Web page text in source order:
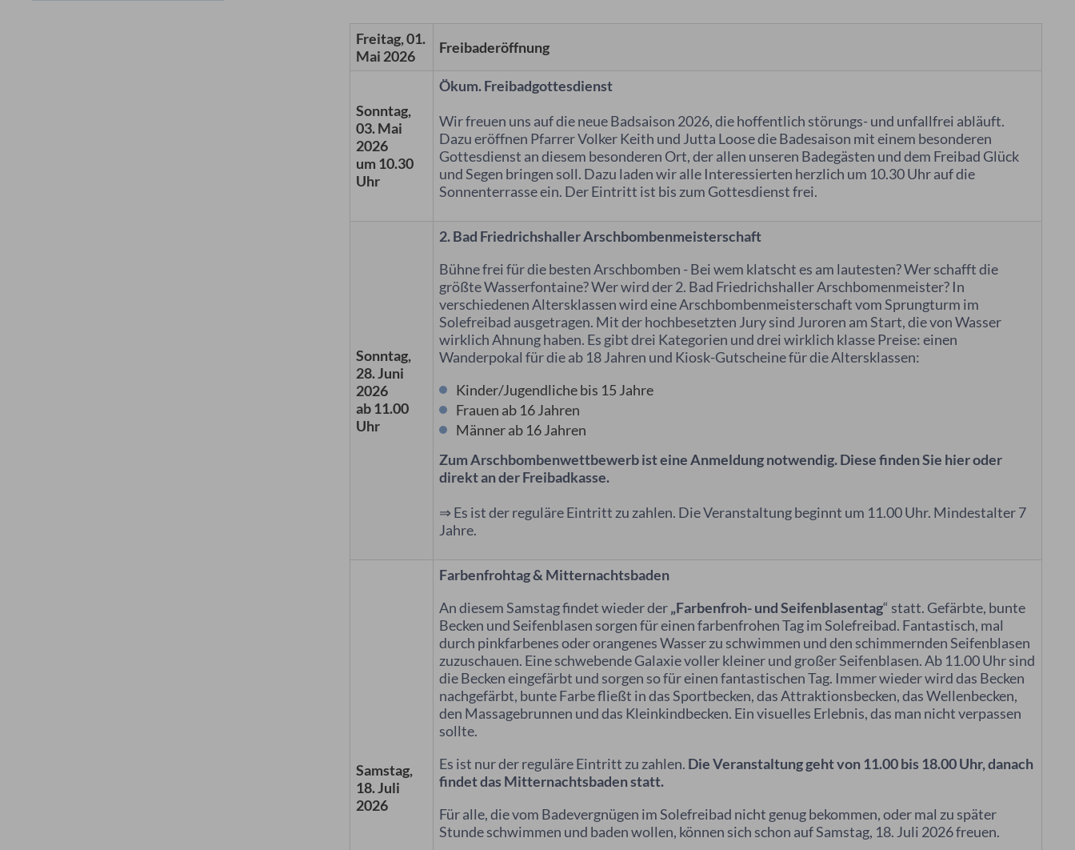
Freitag, 01.
Mai 2026
Freibaderöffnung
Sonntag,
03. Mai
2026
um 10.30
Uhr
Ökum. Freibadgottesdienst
Wir freuen uns auf die neue Badsaison 2026, die hoffentlich störungs- und unfallfrei abläuft.
Dazu eröffnen Pfarrer Volker Keith und Jutta Loose die Badesaison mit einem besonderen
Gottesdienst an diesem besonderen Ort, der allen unseren Badegästen und dem Freibad Glück
und Segen bringen soll. Dazu laden wir alle Interessierten herzlich um 10.30 Uhr auf die
Sonnenterrasse ein. Der Eintritt ist bis zum Gottesdienst frei.
Sonntag,
28. Juni
2026
ab 11.00
Uhr
2. Bad Friedrichshaller Arschbombenmeisterschaft
Bühne frei für die besten Arschbomben -Bei wem klatscht es am lautesten? Wer schafft die
größte Wasserfontaine? Wer wird der 2. Bad Friedrichshaller Arschbomenmeister? In
verschiedenen Altersklassen wird eine Arschbombenmeisterschaft vom Sprungturm im
Solefreibad ausgetragen. Mit der hochbesetzten Jury sind Juroren am Start, die von Wasser
wirklich Ahnung haben. Es gibt drei Kategorien und drei wirklich klasse Preise: einen
Wanderpokal für die ab 18 Jahren und Kiosk-Gutscheine für die Altersklassen:
Kinder/Jugendliche bis 15 Jahre
Frauen ab 16 Jahren
Männer ab 16 Jahren
Zum Arschbombenwettbewerb ist eine Anmeldung notwendig. Diese finden Sie hier oder
direkt an der Freibadkasse.
⇒ Es ist der reguläre Eintritt zu zahlen. Die Veranstaltung beginnt um 11.00 Uhr. Mindestalter 7
Jahre.
Samstag,
18. Juli
2026
Farbenfrohtag & Mitternachtsbaden
An diesem Samstag findet wieder der„Farbenfroh-und Seifenblasentag“ statt. Gefärbte, bunte
Becken und Seifenblasen sorgen für einen farbenfrohen Tag im Solefreibad. Fantastisch, mal
durch pinkfarbenes oder orangenes Wasser zu schwimmen und den schimmernden Seifenblasen
zuzuschauen. Eine schwebende Galaxie voller kleiner und großer Seifenblasen. Ab 11.00 Uhr sind
die Becken eingefärbt und sorgen so für einen fantastischen Tag. Immer wieder wird das Becken
nachgefärbt, bunte Farbe fließt in das Sportbecken, das Attraktionsbecken, das Wellenbecken,
den Massagebrunnen und das Kleinkindbecken. Ein visuelles Erlebnis, das man nicht verpassen
sollte.
Es ist nur der reguläre Eintritt zu zahlen. Die Veranstaltung geht von 11.00 bis 18.00 Uhr, danach
findet das Mitternachtsbaden statt.
Für alle, die vom Badevergnügen im Solefreibad nicht genug bekommen, oder mal zu später
Stunde schwimmen und baden wollen, können sich schon auf Samstag, 18. Juli 2026 freuen.